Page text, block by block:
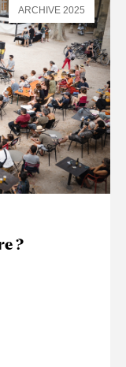
?
ARCHIVE 2025